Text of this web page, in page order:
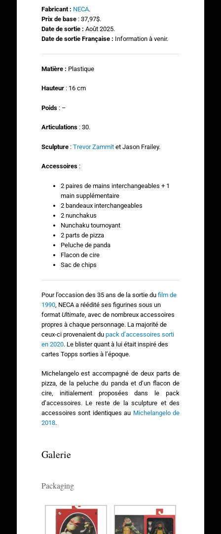
Fabricant : NECA.
Prix de base : 37,97$.
Date de sortie : Août 2025.
Date de sortie Française : Information à venir.
Matière : Plastique
Hauteur : 16 cm
Poids: –
Articulations: 30.
Sculpture : Trevor Zammitet Jason Frailey.
Accessoires:
2 paires de mains interchangeables + 1
main supplémentaire
2 bandeaux interchangeables
2 nunchakus
Nunchaku tournoyant
2 parts de pizza
Peluche de panda
Flacon de cire
Sac de chips
Pour l’occasion des 35 ans de la sortie du film de
1990, NECA a réédité ses figurines sous un
format Ultimate, avec de nombreux accessoires
propres à chaque personnage. La majorité de
ceux-ci provenaient du pack d’accessoires sorti
en 2020. Le blister quant à lui était inspiré des
cartes Topps sorties à l’époque.
Michelangelo est accompagné de deux parts de
pizza, de la peluche du panda et d’un flacon de
cire, initialement proposées dans le pack
d’accessoires. Le reste de la sculpture et des
accessoires sont identiques au Michelangelo de
2018.
Galerie
Packaging